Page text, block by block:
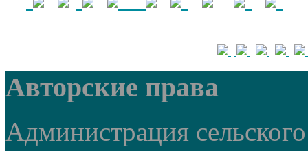
Авторские права
Администрация